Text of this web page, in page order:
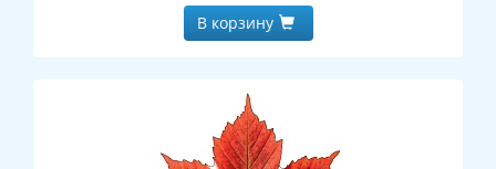
В корзину